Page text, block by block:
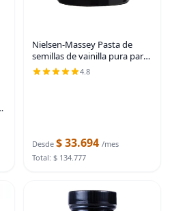
Nielsen-Massey Pasta de
semillas de vainilla pura para
hornear y cocinar, frasco de 4
onzas
4.8
Desde $ 33.694 /mes
Total: $ 134.777